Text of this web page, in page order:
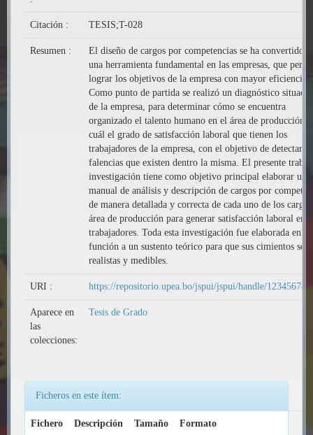
Citación : TESIS;T-028
Resumen :
El diseño de cargos por competencias se ha convertido
una herramienta fundamental en las empresas, que
lograr los objetivos de la empresa con mayor eficiencia.
Como punto de partida se realizó un diagnóstico
de la empresa, para determinar cómo se encuentra
organizado el talento humano en el área de producción y
cuál el grado de satisfacción laboral que tienen los
trabajadores de la empresa, con el objetivo de detectar
falencias que existen dentro la misma. El presente
investigación tiene como objetivo principal elaborar un
manual de análisis y descripción de cargos por
de manera detallada y correcta de cada uno de los
área de producción para generar satisfacción laboral en
trabajadores. Toda esta investigación fue elaborada en
función a un sustento teórico para que sus cimientos sean
realistas y medibles.
URI : https://repositorio.upea.bo/jspui/jspui/handle/
Aparece en
las
colecciones:
Tesis de Grado
Ficheros en este ítem:
Fichero Descripción Tamaño Formato